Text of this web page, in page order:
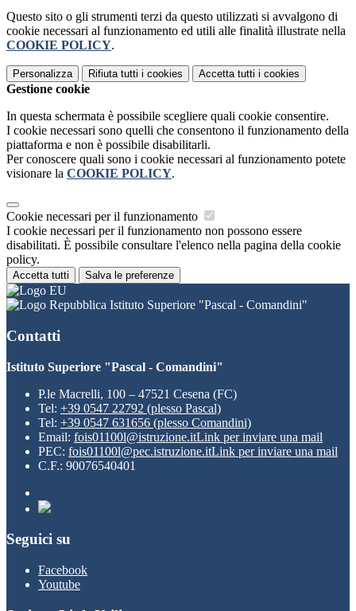
Questo sito o gli strumenti terzi da questo utilizzati si avvalgono di
cookie necessari al funzionamento ed utili alle finalità illustrate nella
COOKIE POLICY.
Personalizza Rifiuta tutti i cookies Accetta tutti i cookies
Gestione cookie
In questa schermata è possibile scegliere quali cookie consentire.
I cookie necessari sono quelli che consentono il funzionamento della
piattaforma e non è possibile disabilitarli.
Per conoscere quali sono i cookie necessari al funzionamento potete
visionare la COOKIE POLICY.
Cookie necessari per il funzionamento
I cookie necessari per il funzionamento non possono essere
disabilitati. È possibile consultare l'elenco nella pagina della cookie
policy.
Accetta tutti Salva le preferenze
Istituto Superiore "Pascal - Comandini"
Contatti
Istituto Superiore "Pascal - Comandini"
P.le Macrelli, 100 – 47521 Cesena (FC)
Tel: +39 0547 22792 (plesso Pascal)
Tel: +39 0547 631656 (plesso Comandini)
Email: fois01100l@istruzione.itLink per inviare una mail
PEC: fois01100l@pec.istruzione.itLink per inviare una mail
C.F.: 90076540401
Seguici su
Facebook
Youtube